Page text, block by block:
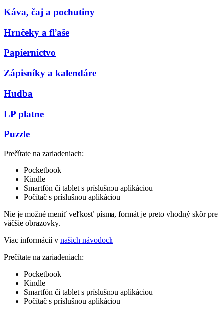
Káva, čaj a pochutiny
Hrnčeky a fľaše
Papiernictvo
Zápisníky a kalendáre
Hudba
LP platne
Puzzle
Prečítate na zariadeniach:
Pocketbook
Kindle
Smartfón či tablet s príslušnou aplikáciou
Počítač s príslušnou aplikáciou
Nie je možné meniť veľkosť písma, formát je preto vhodný skôr pre
väčšie obrazovky.
Viac informácií v našich návodoch
Prečítate na zariadeniach:
Pocketbook
Kindle
Smartfón či tablet s príslušnou aplikáciou
Počítač s príslušnou aplikáciou